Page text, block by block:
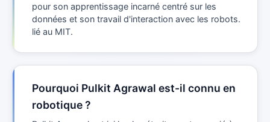
pour son apprentissage incarné centré sur les
données et son travail d'interaction avec les robots.
lié au MIT.
Pourquoi Pulkit Agrawal est-il connu en
robotique ?